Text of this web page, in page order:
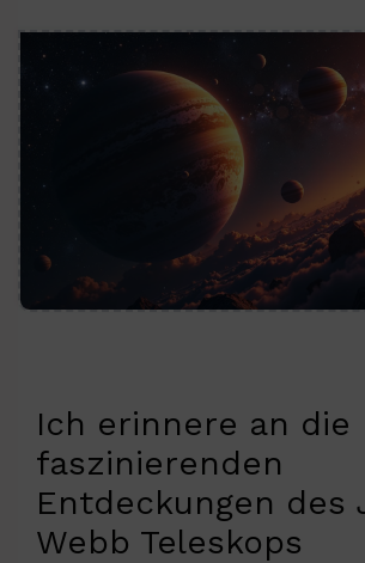
Ich erinnere an die
faszinierenden
Entdeckungen des
Webb Teleskops